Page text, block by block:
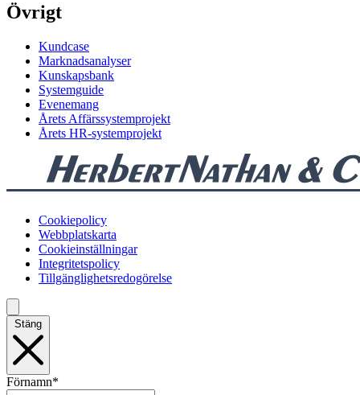
Övrigt
Kundcase
Marknadsanalyser
Kunskapsbank
Systemguide
Evenemang
Årets Affärssystemprojekt
Årets HR-systemprojekt
Cookiepolicy
Webbplatskarta
Cookieinställningar
Integritetspolicy
Tillgänglighetsredogörelse
Stäng
Förnamn*